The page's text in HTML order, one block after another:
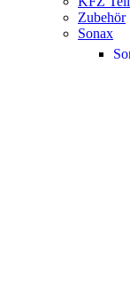
Zubehör
Sonax